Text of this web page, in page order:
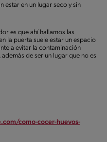
estar en un lugar seco y sin
es que ahí hallamos las
la puerta suele estar un espacio
a evitar la contaminación
de ser un lugar que no es
como-cocer-huevos-